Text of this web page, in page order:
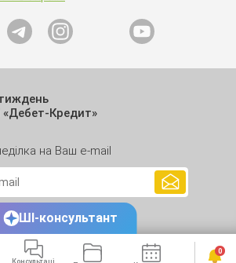
«Дебет-Кредит»
на Ваш e-mail
Консультаці
0
ШІ-консультант